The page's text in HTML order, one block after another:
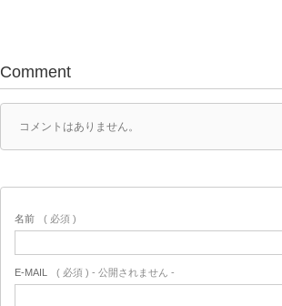
Comment
コメントはありません。
名前 ( 必須 )
E-MAIL ( 必須 ) - 公開されません -